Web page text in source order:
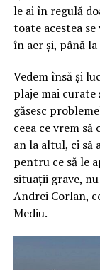
le ai în regulă
toate acestea
în aer și, până
Vedem însă și
plaje mai
găsesc
ceea ce vrem
an la altul, ci să
pentru ce să le
situații grave,
Andrei Corlan,
Mediu.